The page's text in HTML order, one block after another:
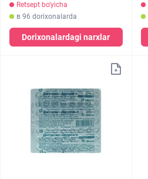
Retsept bo'yicha
в 96 dorixonalarda
Dorixonalardagi narxlar